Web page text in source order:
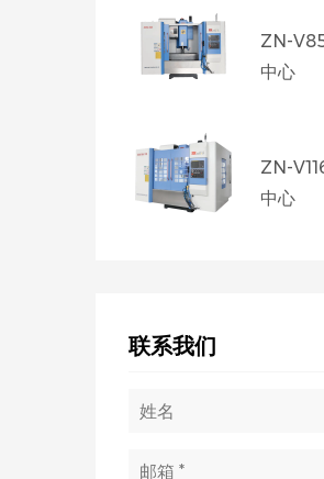
ZN-
中心
ZN-
中心
联系我们